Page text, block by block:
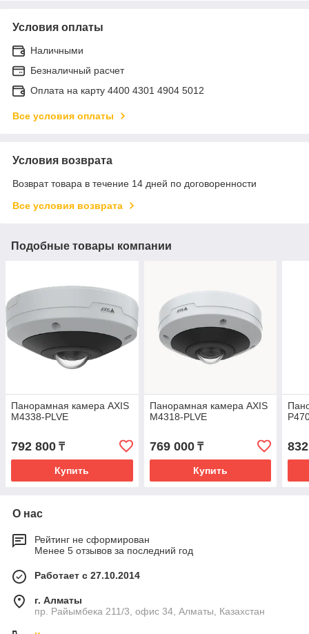
Условия оплаты
Наличными
Безналичный расчет
Оплата на карту 4400 4301 4904 5012
Все условия оплаты
Условия возврата
Возврат товара в течение 14 дней по договоренности
Все условия возврата
Подобные товары компании
Панорамная камера AXIS
M4338-PLVE
792 800 ₸
Купить
Панорамная камера AXIS
M4318-PLVE
769 000₸
Купить
О нас
Рейтинг не сформирован
Менее 5 отзывов за последний год
Работает с 27.10.2014
г. Алматы
пр. Райымбека 211/3, офис 34, Алматы, Казахстан